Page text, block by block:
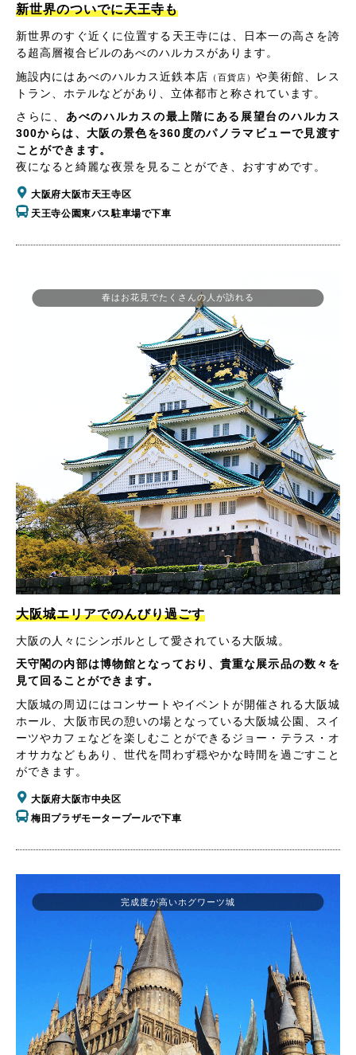
新世界のついでに天王寺も
新世界のすぐ近くに位置する天王寺には、日本一の高さを誇
る超高層複合ビルのあべのハルカスがあります。
施設内にはあべのハルカス近鉄本店 （百貨店）や美術館、レス
トラン、ホテルなどがあり、立体都市と称されています。
さらに、 あべのハルカスの最上階にある展望台のハルカス
300からは、大阪の景色を360度のパノラマビューで見渡す
ことができます。
夜になると綺麗な夜景を見ることができ、おすすめです。
大阪府大阪市天王寺区
天王寺公園東バス駐車場で下車
春はお花見でたくさんの人が訪れる
大阪城エリアでのんびり過ごす
大阪の人々にシンボルとして愛されている大阪城。
天守閣の内部は博物館となっており、貴重な展示品の数々を
見て回ることができます。
大阪城の周辺にはコンサートやイベントが開催される大阪城
ホール、大阪市民の憩いの場となっている大阪城公園、スイ
ーツやカフェなどを楽しむことができるジョー・テラス・オ
オサカなどもあり、世代を問わず穏やかな時間を過ごすこと
ができます。
大阪府大阪市中央区
梅田プラザモータープールで下車
完成度が高いホグワーツ城